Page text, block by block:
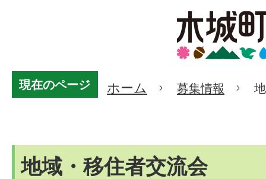
現在のページ ホーム 募集情報
地域・移住者交
地域・移住者交流会